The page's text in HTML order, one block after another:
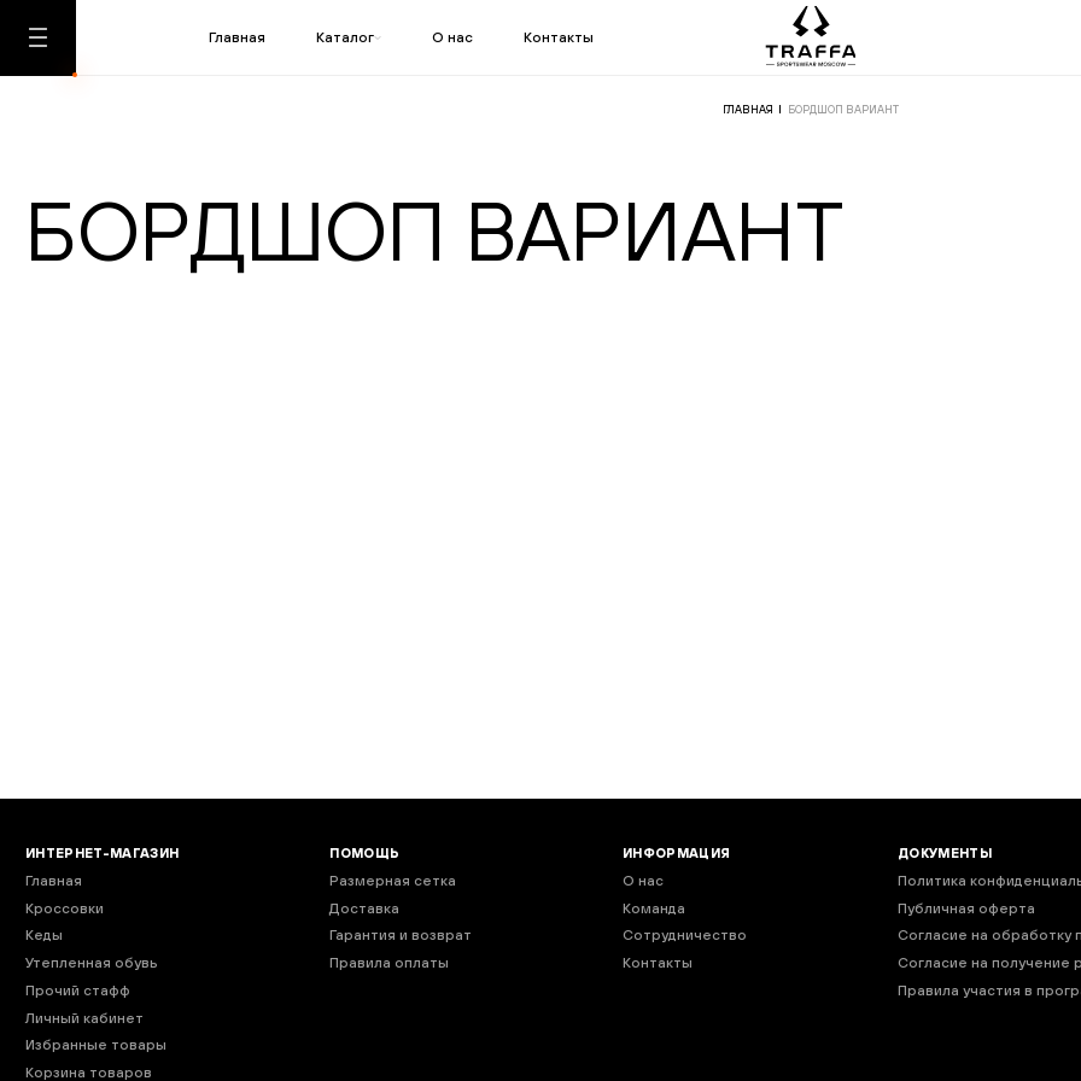
Главная Каталог О нас Контакты
ГЛАВНАЯ БОРДШОП ВАРИАНТ
БОРДШОП ВАРИАНТ
ИНТЕРНЕТ-МАГАЗИН
Главная
Кроссовки
Кеды
Утепленная обувь
Прочий стафф
Личный кабинет
Избранные товары
Корзина товаров
ПОМОЩЬ
Размерная сетка
Доставка
Гарантия и возврат
Правила оплаты
ИНФОРМАЦИЯ
О нас
Команда
Сотрудничество
Контакты
ДОКУМЕНТЫ
Политика
Публичная оферта
Согласие на обработку
Согласие на получение
Правила участия в